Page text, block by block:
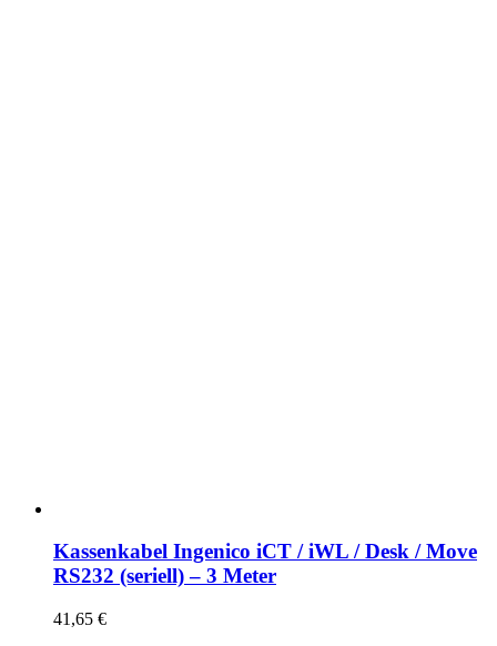
Kassenkabel Ingenico iCT / iWL / Desk / Move
RS232 (seriell) – 3 Meter
41,65 €